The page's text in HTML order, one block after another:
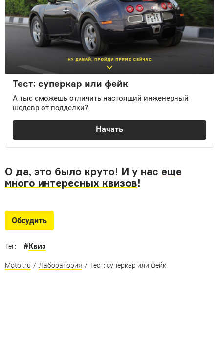
О да, это было круто! И у нас еще
много интересных квизов!
Обсудить
Тег: #Квиз
Motor.ru / Лаборатория / Тест: суперкар или фейк